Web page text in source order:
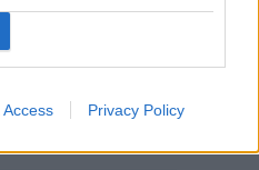
Access Privacy Policy